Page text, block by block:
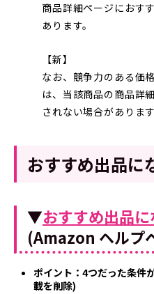
商品詳細ページにおす
あります。
【新】
なお、競争力のある価
は、当該商品の商品詳
されない場合があります
おすすめ出品に
▼おすすめ出品
(Amazon ヘルプ
ポイント：4つだった条件
載を削除)